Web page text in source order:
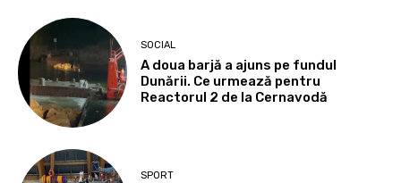
SOCIAL
A doua barjă a ajuns pe fundul
Dunării. Ce urmează pentru
Reactorul 2 de la Cernavodă
SPORT